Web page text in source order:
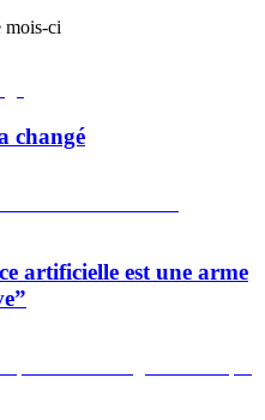
mois-ci
changé
artificielle est une arme